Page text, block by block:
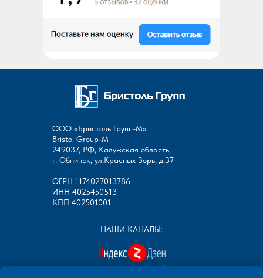
ООО «Бристоль Групп-М»
Bristol Group-М
249037, РФ, Калужская область,
г. Обнинск, ул.Красных Зорь, д.37
ОГРН 1174027013786
ИНН 4025450513
КПП 402501001
НАШИ КАНАЛЫ: